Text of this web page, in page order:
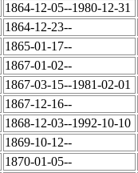
1864-12-05--1980-12-31
1864-12-23--
1865-01-17--
1867-01-02--
1867-03-15--1981-02-01
1867-12-16--
1868-12-03--1992-10-10
1869-10-12--
1870-01-05--